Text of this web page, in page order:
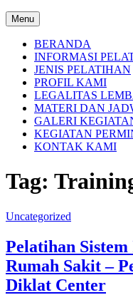
Menu
BERANDA
INFORMASI
JENIS PELATIHAN
PROFIL KAMI
LEGALITAS
MATERI DAN
GALERI
KEGIATAN
KONTAK KAMI
Tag:
Uncategorized
Pelatihan
Rumah Sakit –
Diklat Center